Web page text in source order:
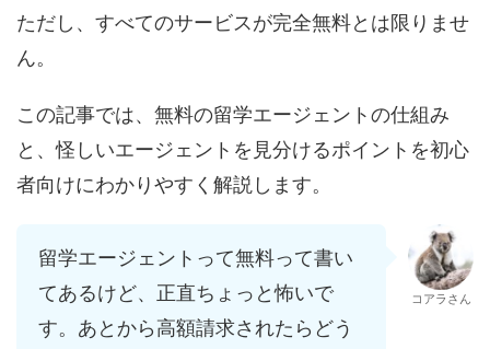
ただし、すべてのサービスが完全無料とは限りませ
ん。
この記事では、無料の留学エージェントの仕組み
と、怪しいエージェントを見分けるポイントを初心
者向けにわかりやすく解説します。
留学エージェントって無料って書い
てあるけど、正直ちょっと怖いで
す。あとから高額請求されたらどう
コアラさん